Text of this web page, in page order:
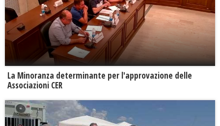
La Minoranza determinante per l'approvazione delle
Associazioni CER